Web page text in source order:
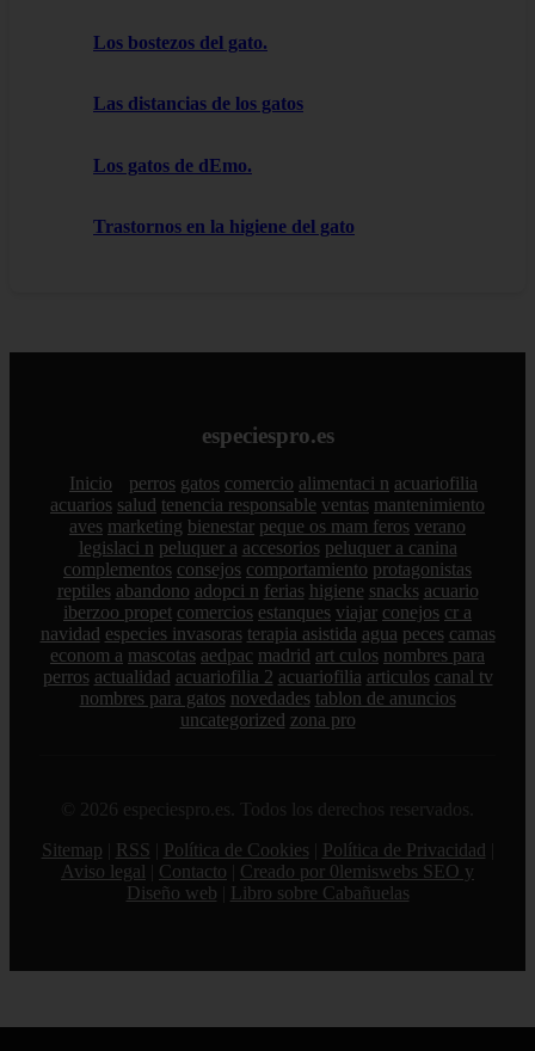
Los bostezos del gato.
Las distancias de los gatos
Los gatos de dEmo.
Trastornos en la higiene del gato
especiespro.es
Inicio perros gatos comercio alimentaci n acuariofilia
acuarios salud tenencia responsable ventas mantenimiento
aves marketing bienestar peque os mam feros verano
legislaci n peluquer a accesorios peluquer a canina
complementos consejos comportamiento protagonistas
reptiles abandono adopci n ferias higiene snacks acuario
iberzoo propet comercios estanques viajar conejos cr a
navidad especies invasoras terapia asistida agua peces camas
econom a mascotas aedpac madrid art culos nombres para
perros actualidad acuariofilia 2 acuariofilia articulos canal tv
nombres para gatos novedades tablon de anuncios
uncategorized zona pro
© 2026 especiespro.es. Todos los derechos reservados.
Sitemap
RSS Política de Cookies Política de Privacidad
Aviso legal
Contacto
Creado por 0lemiswebs SEO y
Diseño web
Libro sobre Cabañuelas